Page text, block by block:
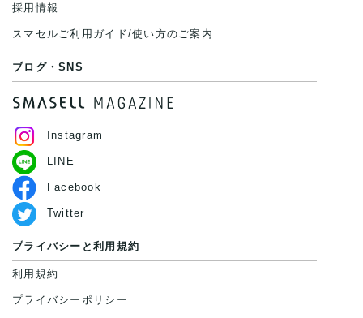
採用情報
スマセルご利用ガイド/使い方のご案内
ブログ・SNS
Instagram
LINE
Facebook
Twitter
プライバシーと利用規約
利用規約
プライバシーポリシー